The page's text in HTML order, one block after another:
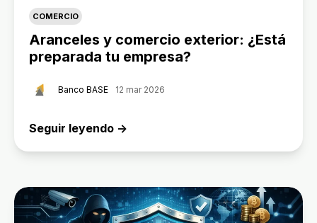
COMERCIO
Aranceles y comercio exterior: ¿Está
preparada tu empresa?
Banco BASE 12 mar 2026
Seguir leyendo →